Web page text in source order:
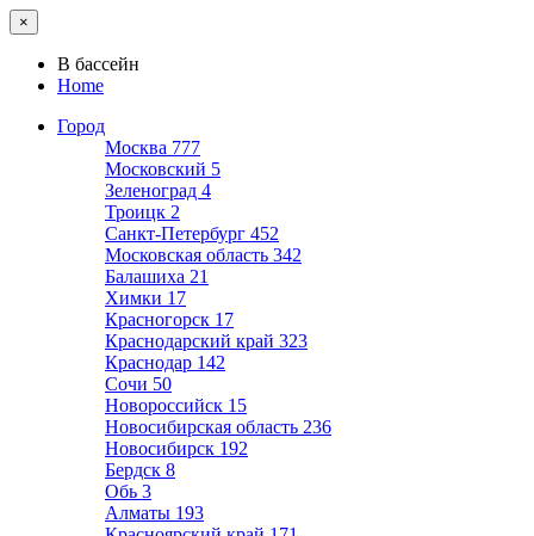
×
В бассейн
Home
Город
Москва 777
Московский 5
Зеленоград 4
Троицк 2
Санкт-Петербург 452
Московская область 342
Балашиха 21
Химки 17
Красногорск 17
Краснодарский край 323
Краснодар 142
Сочи 50
Новороссийск 15
Новосибирская область 236
Новосибирск 192
Бердск 8
Обь 3
Алматы 193